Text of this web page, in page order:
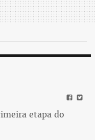
etapa do